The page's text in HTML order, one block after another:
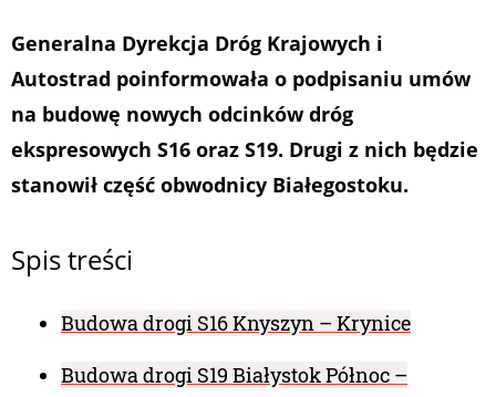
Generalna Dyrekcja Dróg Krajowych i
Autostrad poinformowała o podpisaniu umów
na budowę nowych odcinków dróg
ekspresowych S16 oraz S19. Drugi z nich będzie
stanowił część obwodnicy Białegostoku.
Spis treści
Budowa drogi S16 Knyszyn – Krynice
Budowa drogi S19 Białystok Północ –